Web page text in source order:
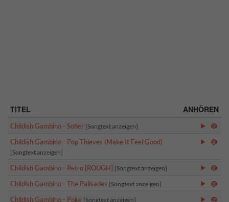
TITEL ANHÖREN
Childish Gambino - Sober [Songtext anzeigen]
Childish Gambino - Pop Thieves (Make It Feel Good)
[Songtext anzeigen]
Childish Gambino - Retro [ROUGH] [Songtext anzeigen]
Childish Gambino - The Palisades [Songtext anzeigen]
Childish Gambino - Poke [Songtext anzeigen]